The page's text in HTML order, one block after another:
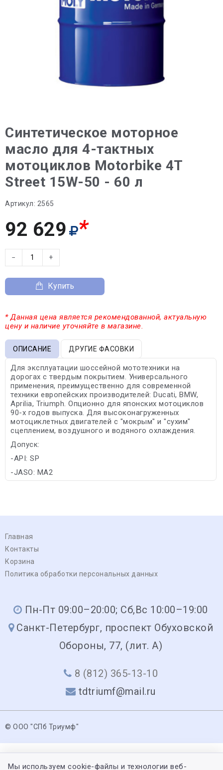
Синтетическое моторное
масло для 4-тактных
мотоциклов Motorbike 4T
Street 15W-50 - 60 л
Артикул: 2565
92 629 *
− +
Купить
* Данная цена является рекомендованной, актуальную
цену и наличие уточняйте в магазине.
ОПИСАНИЕ ДРУГИЕ ФАСОВКИ
Для эксплуатации шоссейной мототехники на
дорогах с твердым покрытием. Универсального
применения, преимущественно для современной
техники европейских производителей: Ducati, BMW,
Aprilia, Triumph. Опционно для японских мотоциклов
90-х годов выпуска. Для высоконагруженных
мотоциклетных двигателей с "мокрым" и "сухим"
сцеплением, воздушного и водяного охлаждения.
Допуск:
-API: SP
-JASO: MA2
Главная
Контакты
Корзина
Политика обработки персональных данных
Пн-Пт 09:00–20:00; Сб,Вс 10:00–19:00
Санкт-Петербург, проспект Обуховской
Обороны, 77, (лит. А)
8 (812) 365-13-10
tdtriumf@mail.ru
© ООО "СПб Триумф"
Мы используем cookie-файлы и технологии веб-